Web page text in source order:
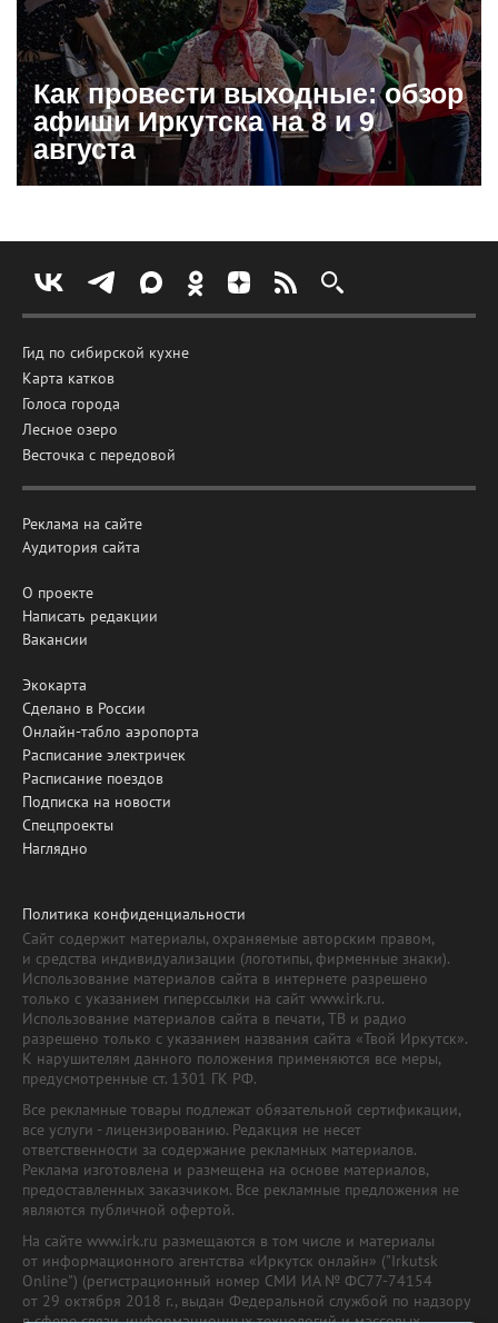
Как провести выходные: обзор
афиши Иркутска на 8 и 9
августа
Гид по сибирской кухне
Карта катков
Голоса города
Лесное озеро
Весточка с передовой
Реклама на сайте
Аудитория сайта
О проекте
Написать редакции
Вакансии
Экокарта
Сделано в России
Онлайн-табло аэропорта
Расписание электричек
Расписание поездов
Подписка на новости
Спецпроекты
Наглядно
Политика конфиденциальности
Сайт содержит материалы, охраняемые авторским правом,
и средства индивидуализации (логотипы, фирменные знаки).
Использование материалов сайта в интернете разрешено
только с указанием гиперссылки на сайт www.irk.ru.
Использование материалов сайта в печати, ТВ и радио
разрешено только с указанием названия сайта «Твой Иркутск».
К нарушителям данного положения применяются все меры,
предусмотренные ст. 1301 ГК РФ.
Все рекламные товары подлежат обязательной сертификации,
все услуги - лицензированию. Редакция не несет
ответственности за содержание рекламных материалов.
Реклама изготовлена и размещена на основе материалов,
предоставленных заказчиком. Все рекламные предложения не
являются публичной офертой.
На сайте www.irk.ru размещаются в том числе и материалы
от информационного агентства «Иркутск онлайн» ("Irkutsk
Online") (регистрационный номер СМИ ИА № ФС77-74154
от 29 октября 2018 г., выдан Федеральной службой по надзору